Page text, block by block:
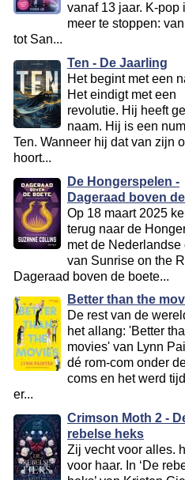
vanaf 13 jaar. K-pop
meer te stoppen: van
tot San...
Ten - De Jaarling
Het begint met een
Het eindigt met een
revolutie. Hij heeft
naam. Hij is een
Ten. Wanneer hij dat van zijn
hoort...
De Hongerspelen -
Dageraad boven
Op 18 maart 2025
terug naar de
met de Nederlandse
van Sunrise on the
Dageraad boven de boete...
Better than the
De rest van de
het allang: 'Better
movies' van Lynn
dé rom-com onder
coms en het werd
er...
Crimson Moth 2 -
rebelse heks
Zij vecht voor alles.
voor haar. In ‘De